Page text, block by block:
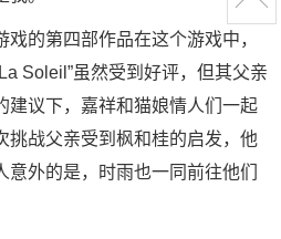
的第四部作品在这个游戏中，
Soleil”虽然受到好评，但其父亲
建议下，嘉祥和猫娘情人们一起
挑战父亲受到枫和桂的启发，他
外的是，时雨也一同前往他们